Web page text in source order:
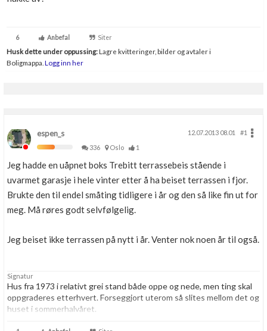
6 Anbefal Siter
Husk dette under oppussing:Lagre kvitteringer, bilder og avtaler i
Boligmappa. Logg inn her
espen_s 12.07.2013 08.01
#1
336
Oslo 1
Jeg hadde en uåpnet boks Trebitt terrassebeis stående i
uvarmet garasje i hele vinter etter å ha beiset terrassen i fjor.
Brukte den til endel småting tidligere i år og den så like fin ut for
meg. Må røres godt selvfølgelig.
Jeg beiset ikke terrassen på nytt i år. Venter nok noen år til også.
Signatur
Hus fra 1973 i relativt grei stand både oppe og nede, men ting skal
oppgraderes etterhvert. Forseggjort uterom så slites mellom det og
huset i sommerhalvåret.